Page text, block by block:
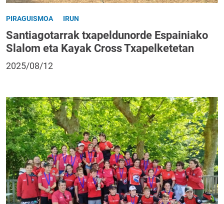
PIRAGUISMOA IRUN
Santiagotarrak txapeldunorde Espainiako
Slalom eta Kayak Cross Txapelketetan
2025/08/12